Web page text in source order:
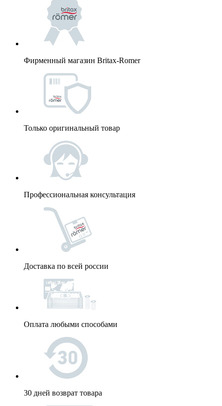
Фирменный магазин Britax-Romer
Только оригинальный товар
Профессиональная консультация
Доставка по всей россии
Оплата любыми способами
30 дней возврат товара